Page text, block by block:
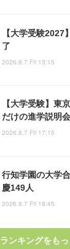
【大学受験2027
了
2026.8.7 Fri 13:15
【大学受験】東
だけの進学説明
2026.8.7 Fri 17:15
行知学園の大学
慶149人
2026.8.7 Fri 18:45
ランキングをも